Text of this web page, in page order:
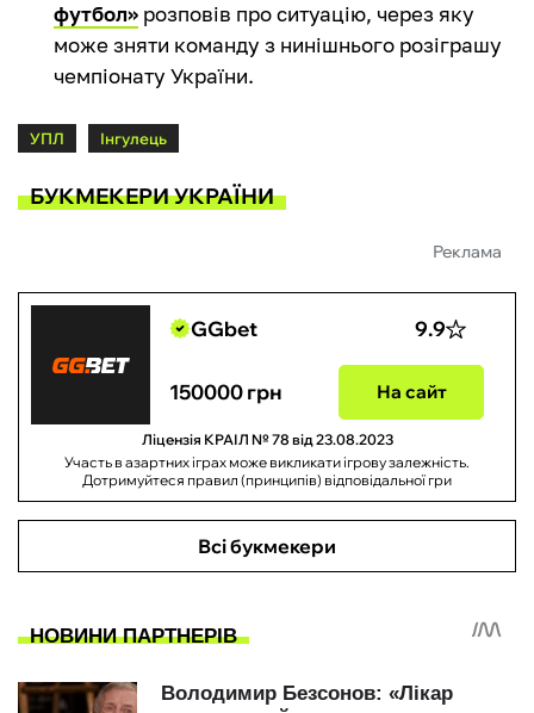
футбол» розповів про ситуацію, через яку
може зняти команду з нинішнього розіграшу
чемпіонату України.
УПЛ Інгулець
БУКМЕКЕРИ УКРАЇНИ
Реклама
GGbet 9.9
150000 грн На сайт
Ліцензія КРАІЛ № 78 від 23.08.2023
Участь в азартних іграх може викликати ігрову залежність.
Дотримуйтеся правил (принципів) відповідальної гри
Всі букмекери